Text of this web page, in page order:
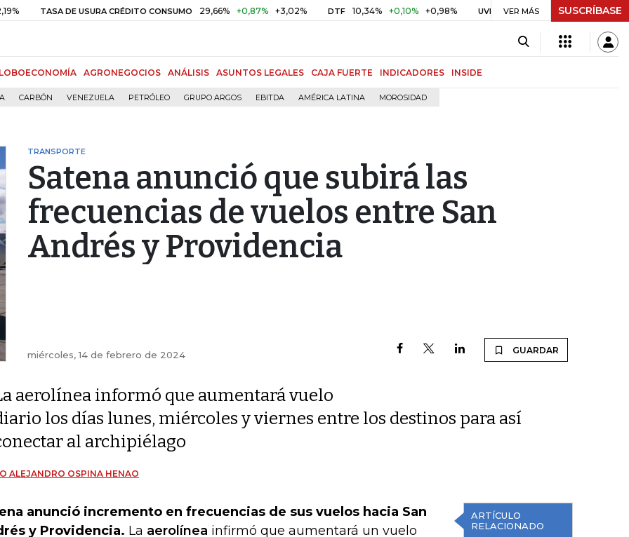
TASA DE USURA CRÉDITO CONSUMO 29,66% +0,87% +3,02% DTF 10,34% +0,10% +0,98% UVR $ 416,86 +$ 0,05 +0,01%
VER MÁS SUSCRÍBASE
AGRONEGOCIOS ANÁLISIS ASUNTOS LEGALES CAJA FUERTE INDICADORES INSIDE
CARBÓN VENEZUELA PETRÓLEO GRUPO ARGOS EBITDA AMÉRICA LATINA MOROSIDAD
TRANSPORTE
Satena anunció que subirá las
frecuencias de vuelos entre San
Andrés y Providencia
miércoles, 14 de febrero de 2024 GUARDAR
aerolínea informó que aumentará vuelo
los días lunes, miércoles y viernes entre los destinos para así
al archipiélago
ALEJANDRO OSPINA HENAO
ARTÍCULO
RELACIONADO
anunció incremento en frecuencias de sus vuelos hacia San
y Providencia. La aerolínea infirmó que aumentará un vuelo